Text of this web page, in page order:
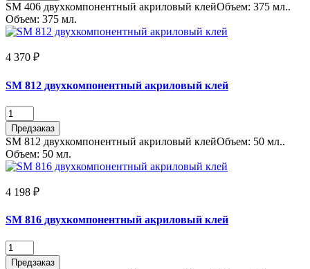
SM 406 двухкомпонентный акриловый клейОбъем: 375 мл..
Объем: 375 мл.
4 370 ₽
SM 812 двухкомпонентный акриловый клей
Предзаказ
SM 812 двухкомпонентный акриловый клейОбъем: 50 мл..
Объем: 50 мл.
4 198 ₽
SM 816 двухкомпонентный акриловый клей
Предзаказ